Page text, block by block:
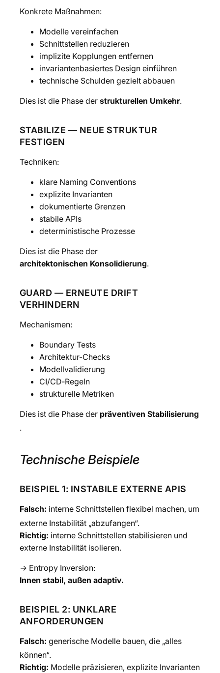
Konkrete Maßnahmen:
Modelle vereinfachen
Schnittstellen reduzieren
implizite Kopplungen entfernen
invariantenbasiertes Design einführen
technische Schulden gezielt abbauen
Dies ist die Phase der strukturellen Umkehr.
STABILIZE — NEUE STRUKTUR
FESTIGEN
Techniken:
klare Naming Conventions
explizite Invarianten
dokumentierte Grenzen
stabile APIs
deterministische Prozesse
Dies ist die Phase der
architektonischen Konsolidierung.
GUARD — ERNEUTE DRIFT
VERHINDERN
Mechanismen:
Boundary Tests
Architektur-Checks
Modellvalidierung
CI/CD‑Regeln
strukturelle Metriken
Dies ist die Phase der präventiven Stabilisierung
.
Technische Beispiele
BEISPIEL 1: INSTABILE EXTERNE APIS
Falsch: interne Schnittstellen flexibel machen, um
externe Instabilität „abzufangen“.
Richtig: interne Schnittstellen stabilisieren und
externe Instabilität isolieren.
→ Entropy Inversion:
Innen stabil, außen adaptiv.
BEISPIEL 2: UNKLARE
ANFORDERUNGEN
Falsch: generische Modelle bauen, die „alles
können“.
Richtig: Modelle präzisieren, explizite Invarianten